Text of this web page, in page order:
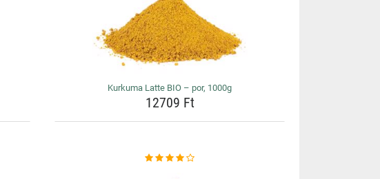
Kurkuma Latte BIO – por, 1000g
12709 Ft